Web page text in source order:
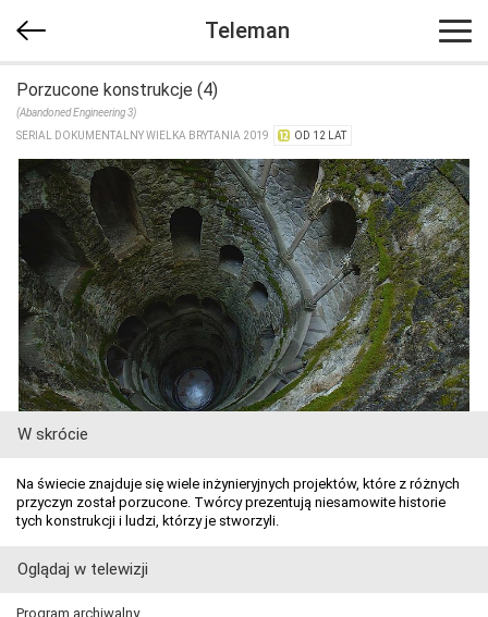
Teleman
Porzucone konstrukcje (4)
(Abandoned Engineering 3)
SERIAL DOKUMENTALNY WIELKA BRYTANIA 2019
OD 12 LAT
W skrócie
Na świecie znajduje się wiele inżynieryjnych projektów, które z różnych
przyczyn został porzucone. Twórcy prezentują niesamowite historie
tych konstrukcji i ludzi, którzy je stworzyli.
Oglądaj w telewizji
Program archiwalny.